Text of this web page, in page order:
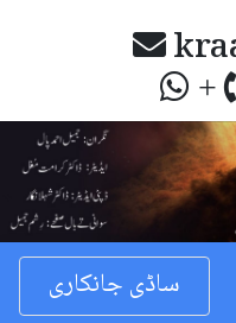
+
Previous
ساڈی جانکاری